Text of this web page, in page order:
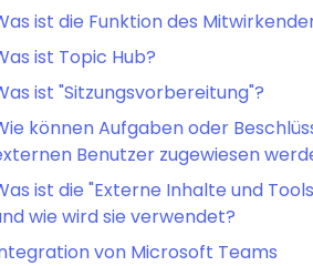
ist die Funktion des
ist Topic Hub?
ist "Sitzungsvorbereitung"?
können Aufgaben oder
Benutzer zugewiesen
ist die "Externe Inhalte und
wie wird sie verwendet?
von Microsoft Teams